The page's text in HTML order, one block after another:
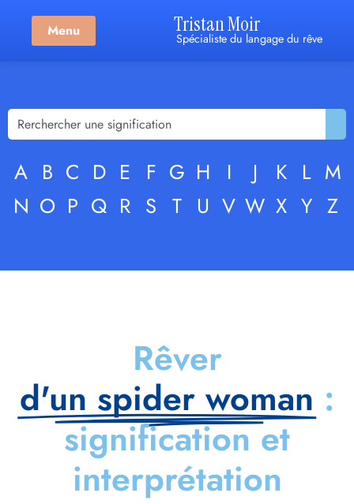
Menu Tristan Moir
Spécialiste du langage du rêve
A B C D E F G H I J K L M
N O P Q R S T U V W X Y Z
Rêver
d'un spider woman :
signification et
interprétation